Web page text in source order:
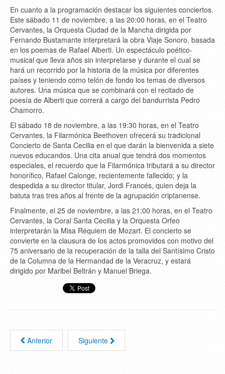
En cuanto a la programación destacar los siguientes conciertos.
Este sábado 11 de noviembre, a las 20:00 horas, en el Teatro
Cervantes, la Orquesta Ciudad de la Mancha dirigida por
Fernando Bustamante interpretará la obra Viaje Sonoro, basada
en los poemas de Rafael Alberti. Un espectáculo poético-
musical que lleva años sin interpretarse y durante el cual se
hará un recorrido por la historia de la música por diferentes
países y teniendo como telón de fondo los temas de diversos
autores. Una música que se combinará con el recitado de
poesía de Alberti que correrá a cargo del bandurrista Pedro
Chamorro.
El sábado 18 de noviembre, a las 19:30 horas, en el Teatro
Cervantes, la Filarmónica Beethoven ofrecerá su tradicional
Concierto de Santa Cecilia en el que darán la bienvenida a siete
nuevos educandos. Una cita anual que tendrá dos momentos
especiales, el recuerdo que la Filarmónica tributará a su director
honorífico, Rafael Calonge, recientemente fallecido; y la
despedida a su director titular, Jordi Francés, quien deja la
batuta tras tres años al frente de la agrupación criptanense.
Finalmente, el 25 de noviembre, a las 21:00 horas, en el Teatro
Cervantes, la Coral Santa Cecilia y la Orquesta Orfeo
interpretarán la Misa Réquiem de Mozart. El concierto se
convierte en la clausura de los actos promovidos con motivo del
75 aniversario de la recuperación de la talla del Santísimo Cristo
de la Columna de la Hermandad de la Veracruz, y estará
dirigido por Maribel Beltrán y Manuel Briega.
Anterior Siguiente